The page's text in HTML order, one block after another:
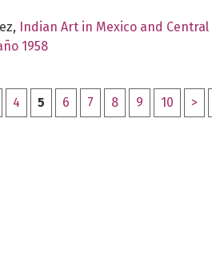
Indian Art in Mexico and
1958
4 5 6 7 8 9 10 >